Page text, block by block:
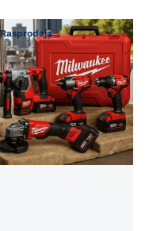
Rasprodaja